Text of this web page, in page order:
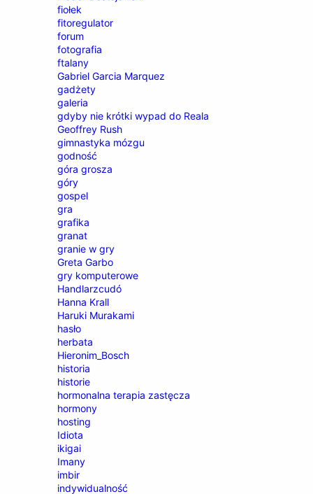
fiołek
fitoregulator
forum
fotografia
ftalany
Gabriel Garcia Marquez
gadżety
galeria
gdyby nie krótki wypad do Reala
Geoffrey Rush
gimnastyka mózgu
godność
góra grosza
góry
gospel
gra
grafika
granat
granie w gry
Greta Garbo
gry komputerowe
Handlarzcudó
Hanna Krall
Haruki Murakami
hasło
herbata
Hieronim_Bosch
historia
historie
hormonalna terapia zastęcza
hormony
hosting
Idiota
ikigai
Imany
imbir
indywidualność